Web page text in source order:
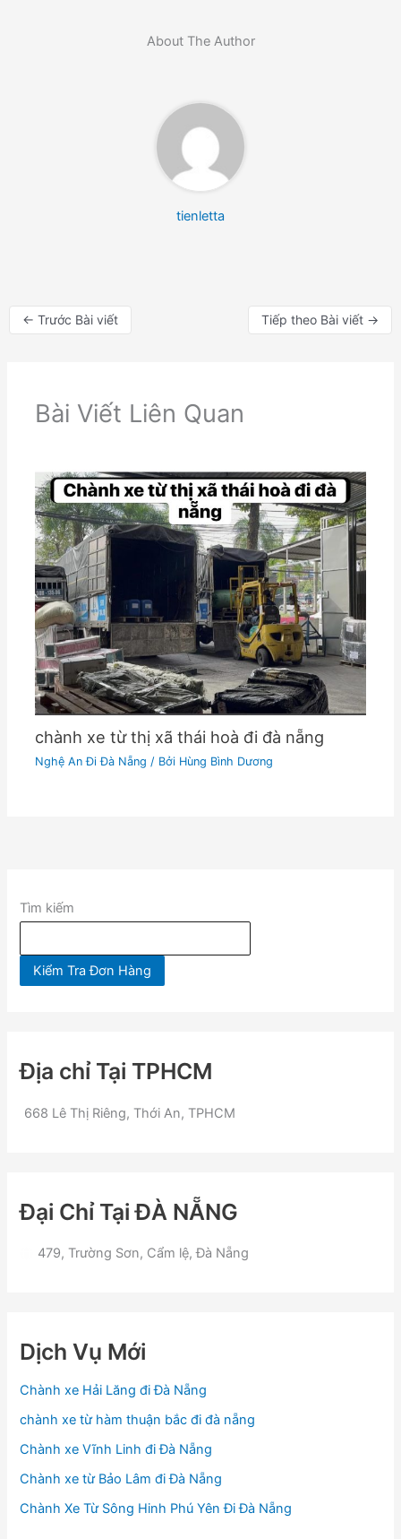
About The Author
tienletta
← Trước Bài viết Tiếp theo Bài viết →
Bài Viết Liên Quan
chành xe từ thị xã thái hoà đi đà nẵng
Nghệ An Đi Đà Nẵng / Bởi Hùng Bình Dương
Tìm kiếm
Kiểm Tra Đơn Hàng
Địa chỉ Tại TPHCM
668 Lê Thị Riêng, Thới An, TPHCM
Đại Chỉ Tại ĐÀ NẴNG
479, Trường Sơn, Cẩm lệ, Đà Nẵng
Dịch Vụ Mới
Chành xe Hải Lăng đi Đà Nẵng
chành xe từ hàm thuận bắc đi đà nẵng
Chành xe Vĩnh Linh đi Đà Nẵng
Chành xe từ Bảo Lâm đi Đà Nẵng
Chành Xe Từ Sông Hinh Phú Yên Đi Đà Nẵng